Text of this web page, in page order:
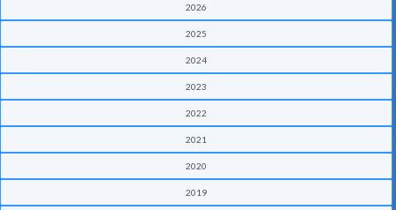
2026
2025
2024
2023
2022
2021
2020
2019